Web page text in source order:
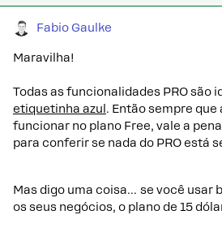
Fabio Gaulke
Maravilha!
Todas as funcionalidades PRO são
etiquetinha azul . Então sempre
funcionar no plano Free, vale a
para conferir se nada do PRO está
Mas digo uma coisa… se você usar
os seus negócios, o plano de 15